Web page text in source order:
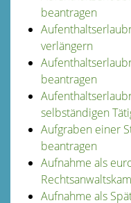
beantragen
verlängern
beantragen
selbständigen
Aufgraben einer
beantragen
Aufnahme als
Aufnahme als